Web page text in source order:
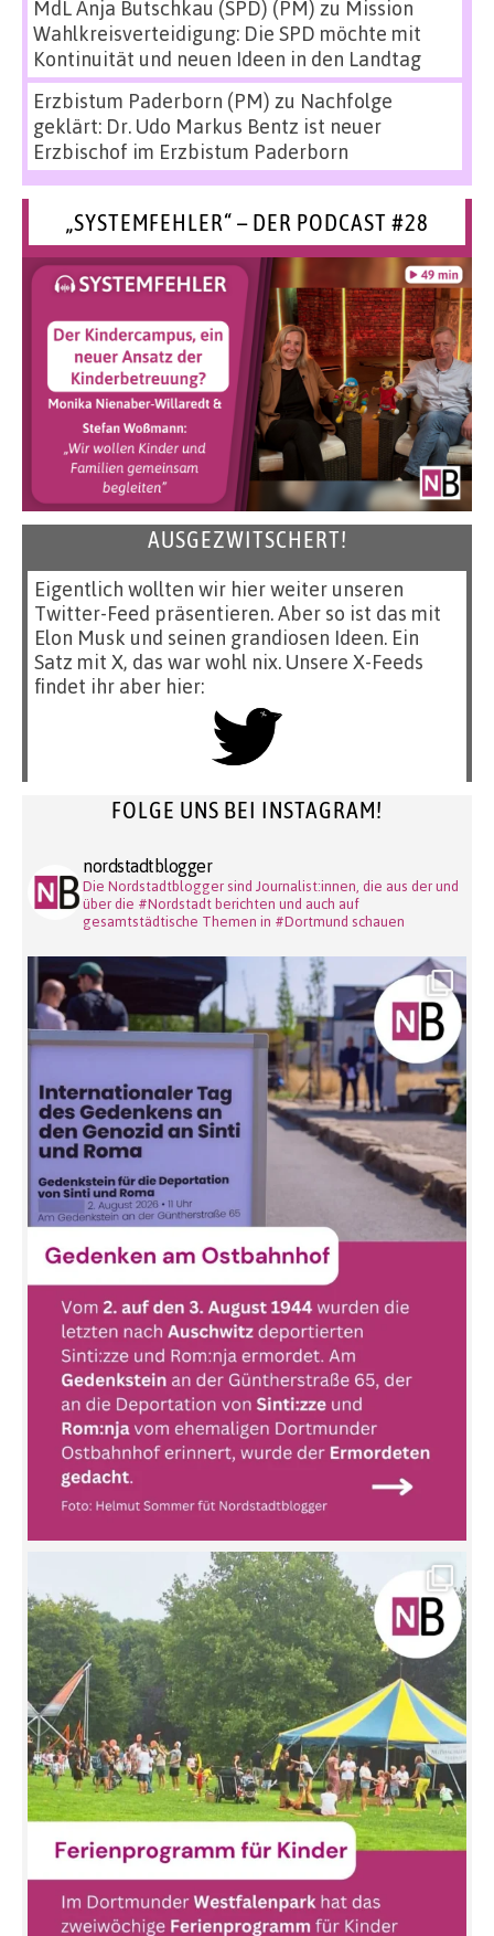
MdL Anja Butschkau (SPD) (PM) zu Mission
Wahlkreisverteidigung: Die SPD möchte mit
Kontinuität und neuen Ideen in den Landtag
Erzbistum Paderborn (PM) zu Nachfolge
geklärt: Dr. Udo Markus Bentz ist neuer
Erzbischof im Erzbistum Paderborn
„SYSTEMFEHLER“ – DER PODCAST #28
AUSGEZWITSCHERT!
Eigentlich wollten wir hier weiter unseren
Twitter-Feed präsentieren. Aber so ist das mit
Elon Musk und seinen grandiosen Ideen. Ein
Satz mit X, das war wohl nix. Unsere X-Feeds
findet ihr aber hier:
FOLGE UNS BEI INSTAGRAM!
nordstadtblogger
Die Nordstadtblogger sind Journalist:innen, die aus der und
über die #Nordstadt berichten und auch auf
gesamtstädtische Themen in #Dortmund schauen